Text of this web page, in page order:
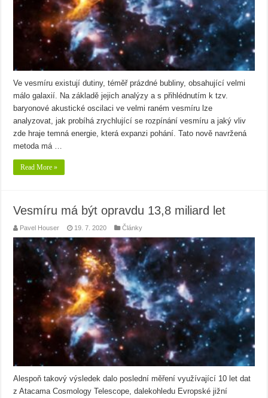
Ve vesmíru existují dutiny, téměř prázdné bubliny, obsahující velmi
málo galaxií. Na základě jejich analýzy a s přihlédnutím k tzv.
baryonové akustické oscilaci ve velmi raném vesmíru lze
analyzovat, jak probíhá zrychlující se rozpínání vesmíru a jaký vliv
zde hraje temná energie, která expanzi pohání. Tato nově navržená
metoda má …
Read More »
Vesmíru má být opravdu 13,8 miliard let
Pavel Houser 19. 7. 2020 Články
Alespoň takový výsledek dalo poslední měření využívající 10 let dat
z Atacama Cosmology Telescope, dalekohledu Evropské jižní